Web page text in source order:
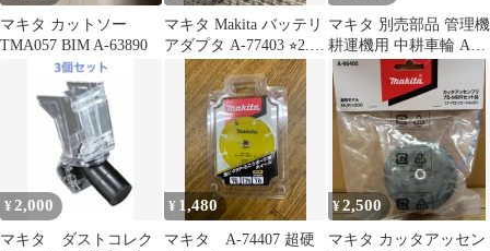
マキタ カットソー
TMA057 BIM A-63890
マキタ Makita バッテリ
アダプタ A-77403 ⭐︎2.3
回使用⭐︎
マキタ 別売部品 管理機
耕運機用 中耕車輪 A-
53039
¥ 2,000
マキタ ダストコレク
¥ 1,480
マキタ A-74407 超硬
¥2,500
マキタ カッタアッセン